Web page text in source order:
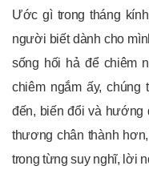
Ước gì trong tháng
người biết dành cho
sống hối hả để chiêm
chiêm ngắm ấy, chúng
đến, biến đổi và hướng
thương chân thành
trong từng suy nghĩ, lời